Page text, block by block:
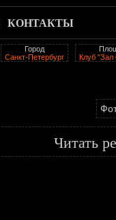
КОНТАКТЫ
Клуб
Город
Санкт-Петербург
Читать